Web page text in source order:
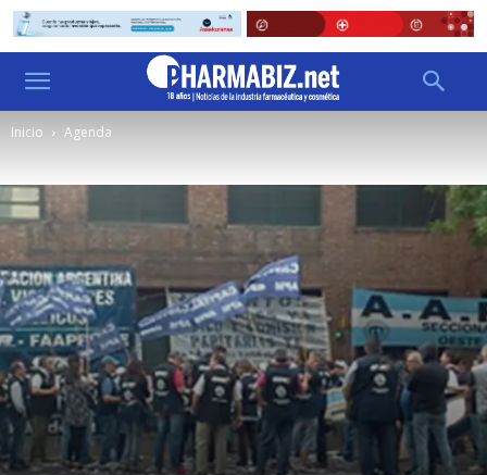
Inicio Agenda